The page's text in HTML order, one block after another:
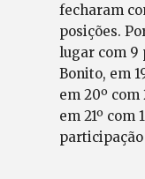
fecharam
posições.
lugar com 9
Bonito, em
em 20º com
em 21º com